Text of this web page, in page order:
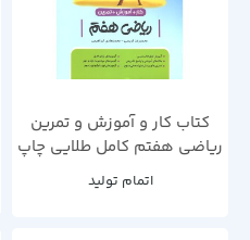
کتاب کار و آموزش و تمرین
ریاضی هفتم کامل طلایی چاپ
1401
اتمام تولید